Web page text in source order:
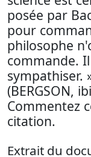
posée par
pour
philosophe
commande.
sympathiser.
(BERGSON,
Commentez
citation.
Extrait du